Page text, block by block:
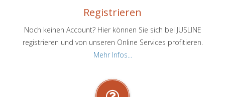
Registrieren
Noch keinen Account? Hier können Sie sich bei JUSLINE
registrieren und von unseren Online Services profitieren.
Mehr Infos...